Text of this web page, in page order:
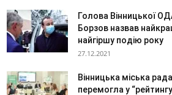
Голова Вінницької
Борзов назвав
найгіршу подію року
27.12.2021
Вінницька міська рада
перемогла у “рейтингу